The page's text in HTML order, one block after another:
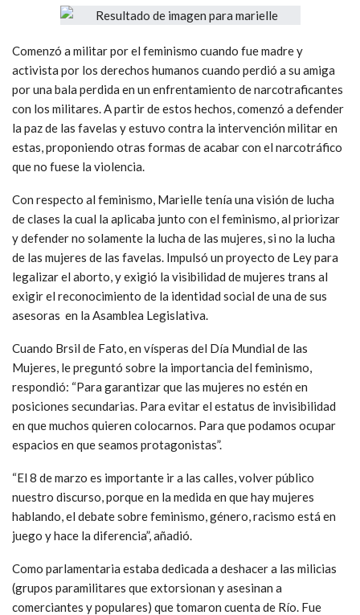
Comenzó a militar por el feminismo cuando fue madre y
activista por los derechos humanos cuando perdió a su amiga
por una bala perdida en un enfrentamiento de narcotraficantes
con los militares. A partir de estos hechos, comenzó a defender
la paz de las favelas y estuvo contra la intervención militar en
estas, proponiendo otras formas de acabar con el narcotráfico
que no fuese la violencia.
Con respecto al feminismo, Marielle tenía una visión de lucha
de clases la cual la aplicaba junto con el feminismo, al priorizar
y defender no solamente la lucha de las mujeres, si no la lucha
de las mujeres de las favelas. Impulsó un proyecto de Ley para
legalizar el aborto, y exigió la visibilidad de mujeres trans al
exigir el reconocimiento de la identidad social de una de sus
asesoras en la Asamblea Legislativa.
Cuando Brsil de Fato, en vísperas del Día Mundial de las
Mujeres, le preguntó sobre la importancia del feminismo,
respondió: “Para garantizar que las mujeres no estén en
posiciones secundarias. Para evitar el estatus de invisibilidad
en que muchos quieren colocarnos. Para que podamos ocupar
espacios en que seamos protagonistas”.
“El 8 de marzo es importante ir a las calles, volver público
nuestro discurso, porque en la medida en que hay mujeres
hablando, el debate sobre feminismo, género, racismo está en
juego y hace la diferencia”, añadió.
Como parlamentaria estaba dedicada a deshacer a las milicias
(grupos paramilitares que extorsionan y asesinan a
comerciantes y populares) que tomaron cuenta de Río. Fue